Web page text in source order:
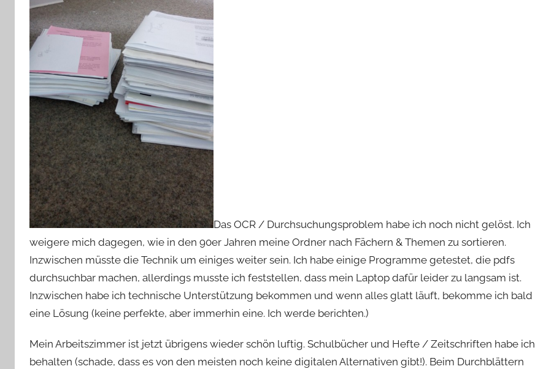
Das OCR / Durchsuchungsproblem habe ich noch nicht gelöst. Ich
weigere mich dagegen, wie in den 90er Jahren meine Ordner nach Fächern & Themen zu sortieren.
Inzwischen müsste die Technik um einiges weiter sein. Ich habe einige Programme getestet, die pdfs
durchsuchbar machen, allerdings musste ich feststellen, dass mein Laptop dafür leider zu langsam ist.
Inzwischen habe ich technische Unterstützung bekommen und wenn alles glatt läuft, bekomme ich bald
eine Lösung (keine perfekte, aber immerhin eine. Ich werde berichten.)
Mein Arbeitszimmer ist jetzt übrigens wieder schön luftig. Schulbücher und Hefte / Zeitschriften habe ich
behalten (schade, dass es von den meisten noch keine digitalen Alternativen gibt!). Beim Durchblättern